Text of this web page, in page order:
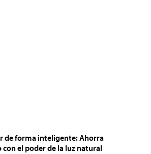
de forma inteligente: Ahorra
el poder de la luz natural